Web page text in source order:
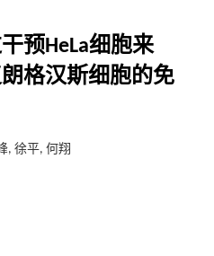
预HeLa细胞来
格汉斯细胞的免
, 徐平, 何翔